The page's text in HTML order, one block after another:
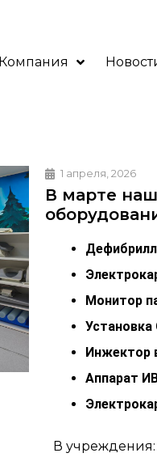
Компания
1 апреля, 2026
В марте
Монитор
Инжектор
Аппарат
В учреждения: